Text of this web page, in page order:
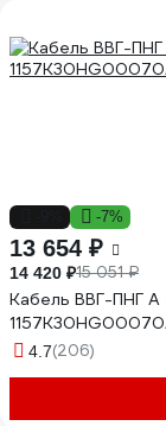
-7%
13 654 ₽
14 420 ₽15 051 ₽
Кабель ВВГ-ПНГ
4.7(206)